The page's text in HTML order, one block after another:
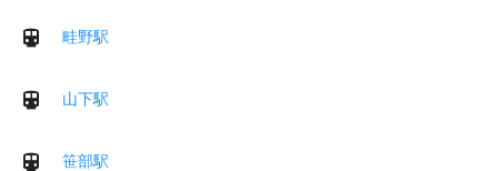
畦野駅
山下駅
笹部駅